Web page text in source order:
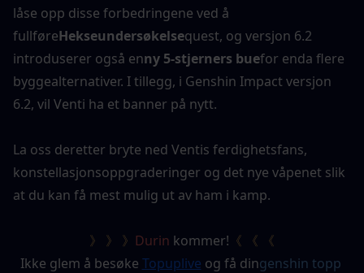
låse opp disse forbedringene ved å
fullføreHekseundersøkelsequest, og versjon 6.2
introduserer også enny 5-stjerners buefor enda flere
byggealternativer. I tillegg, i Genshin Impact versjon
6.2, vil Venti ha et banner på nytt.
La oss deretter bryte ned Ventis ferdighetsfans,
konstellasjonsoppgraderinger og det nye våpenet slik
at du kan få mest mulig ut av ham i kamp.
》 》 》 Durin kommer! 《 《 《
Ikke glem å besøke Topuplive og få dingenshin topp